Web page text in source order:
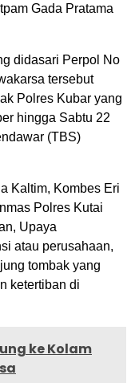
Gada Pratama
didasari Perpol No
tersebut
Polres Kubar yang
hingga Sabtu 22
(TBS)
Kaltim, Kombes Eri
Polres Kutai
Upaya
atau perusahaan,
tombak yang
ketertiban di
ke Kolam